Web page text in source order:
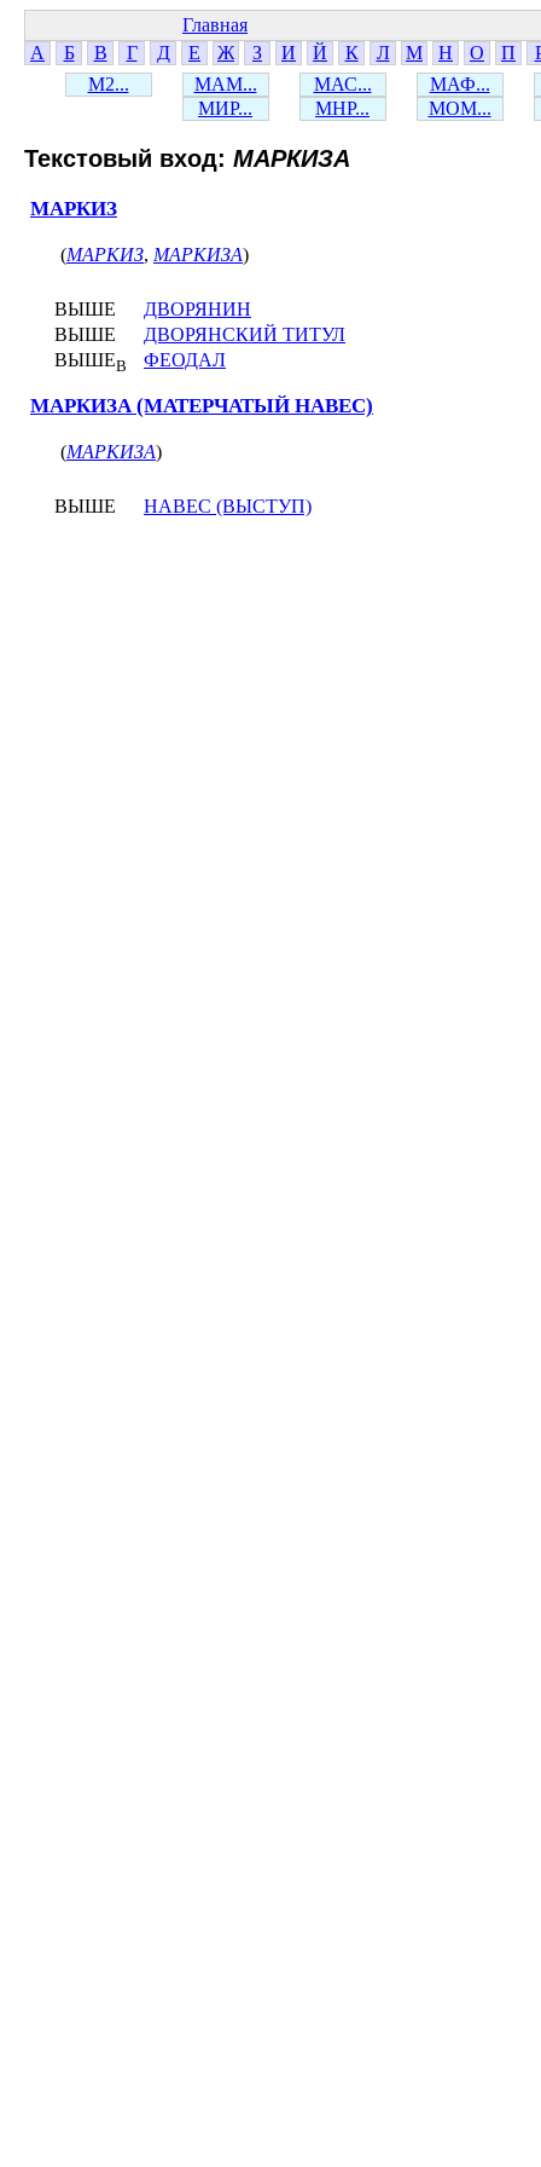
Главная
А
Б В Г Д Е Ж З И Й К Л М Н О П
М2...
МАМ... МАС...
МАФ...
МИР...
МНР... МОМ...
Текстовый вход: МАРКИЗА
МАРКИЗ
(МАРКИЗ, МАРКИЗА)
ВЫШЕ
ДВОРЯНИН
ВЫШЕ
ДВОРЯНСКИЙ ТИТУЛ
ВЫШЕВ ФЕОДАЛ
МАРКИЗА (МАТЕРЧАТЫЙ НАВЕС)
(МАРКИЗА)
ВЫШЕ НАВЕС (ВЫСТУП)